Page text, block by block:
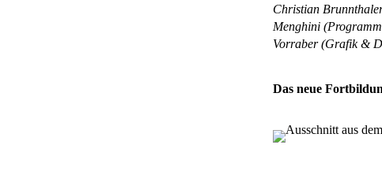
Christian
Menghini
Vorraber (Grafik &
Das neue